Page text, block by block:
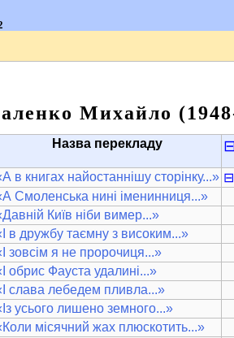
Михайло
Назва перекладу
в книгах найостаннішу сторінку...» ⊟
Смоленська нині іменинниця...»
Київ ніби вимер...»
в дружбу таємну з високим...»
зовсім я не пророчиця...»
обрис Фауста удалині...»
слава лебедем пливла...»
усього лишено земного...»
місячний жах плюскотить...»